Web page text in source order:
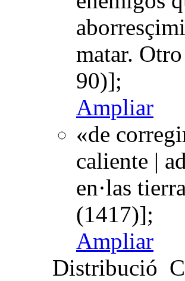
matar.
90)];
Ampliar
«de
caliente |
en·las
(1417)];
Ampliar
Distribució